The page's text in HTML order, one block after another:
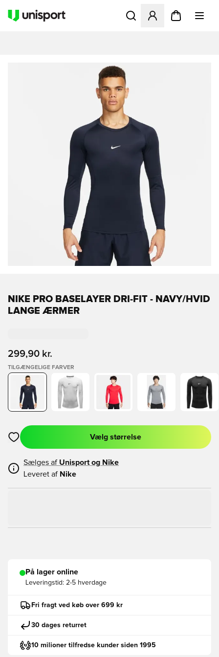
Åbner en Modal til at
NIKE PRO BASELAYER DRI-FIT - NAVY/HVID
LANGE ÆRMER
299,90 kr.
TILGÆNGELIGE FARVER
Åbner en Modal til at logge ind eller tilmelde dig som medlem
Vælg størrelse
Sælges af Unisport og Nike
Leveret af Nike
På lager online
Leveringstid: 2-5 hverdage
Fri fragt ved køb over 699 kr
30 dages returret
10 milioner tilfredse kunder siden 1995